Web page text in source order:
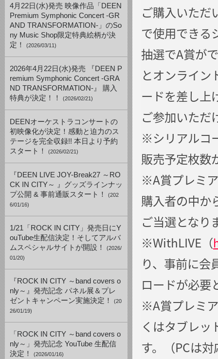
4月22日(水)発売 映像作品「DEEN
Premium Symphonic Concert -GR
AND TRANSFORMATION-」のSo
ny Music Shop限定特典絵柄が決
定！
(2026/03/11)
2026年4月22日(水)発売 『DEEN P
remium Symphonic Concert -GRA
ND TRANSFORMATION-』 購入
特典が決定！！
(2026/02/21)
DEENオーケストラコンサートの
初映像化が決定！感動と迫力のス
テージを完全収録!! 本日より予約
スタート！
(2026/02/21)
『DEEN LIVE JOY-Break27 ～RO
CK IN CITY～ 』グッズラインナッ
プ公開 & 事前通販スタート！
(202
6/01/16)
1/21「ROCK IN CITY」発売日にY
ouTube生配信決定！そしてアルバ
ムスペシャルサイトが開設！
(2026/
01/20)
『ROCK IN CITY ～band covers o
nly～』発売記念 パネル展＆プレ
ゼントキャンペーン実施決定！
(20
26/01/19)
「ROCK IN CITY ～band covers o
nly～」発売記念 YouTube 生配信
決定！
(2026/01/16)
ご購入いただ
で使用できる
抽選でA賞が
とオンライン
ードを差し上
ご参加いただ
※シリアルコ
販売予定枚数
※A賞プレミ
購入者の中か
ご当選となり
※WithLIVE（
り、事前に会
ロードが必要
※A賞プレミ
くはタブレ
す。（PCは